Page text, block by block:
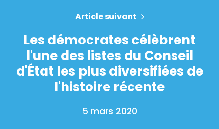
Travailler avec nous
Votre fête
Action
Vote
Faire un don
Article suivant
Les démocrates célèbrent
l'une des listes du Conseil
d'État les plus diversifiées de
l'histoire récente
5 mars 2020